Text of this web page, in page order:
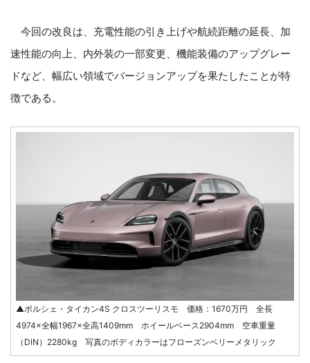
今回の改良は、充電性能の引き上げや航続距離の延長、加
速性能の向上、内外装の一部変更、機能装備のアップグレー
ドなど、幅広い領域でバージョンアップを果たしたことが特
徴である。
▲ポルシェ・タイカン4S クロスツーリスモ 価格：1670万円 全長
4974×全幅1967×全高1409mm ホイールベース2904mm 空車重量
（DIN）2280kg 写真のボディカラーはフローズンベリーメタリック